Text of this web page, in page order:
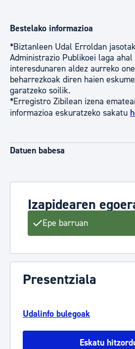
Bestelako informazioa
*Biztanleen Udal Erroldan
Administrazio Publikoei laga ahal
interesdunaren aldez aurreko
beharrezkoak diren haien
garatzeko soilik.
*Erregistro Zibilean izena
informazioa eskuratzeko sakatu
Datuen babesa
Izapidearen
Epe barruan
Presentziala
Udalinfo bulegoak
Eskatu